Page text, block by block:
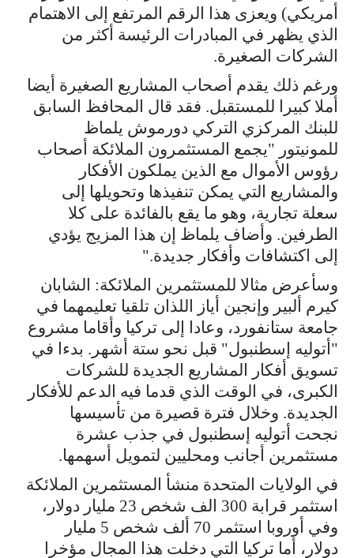
أمريكي) ويعزى هذا الرقم المرتفع إلى الاهتمام
الذي يظهر في المبادرات الرئيسة أكثر من
الشركات الصغيرة.
ورغم ذلك يقدم أصحاب المشاريع الصغيرة أيضا
أملا كبيرا للمستقبل. فقد قال المحافظ السابق
للبنك المركزي التركي دورموش يلماظ
للمونيتور "يجمع المستثمرون الملائكة أصحاب
رؤوس الأموال مع الذين يملكون الأفكار
والمشاريع التي يمكن تنفيذها وتحويلها إلى
سعلة تجارية، وهو ما يقع بالفائدة على كلا
الطرفين. وأضاف يلماظ إن هذا المزيج يؤدي
إلى اكتشافات وأفكار جديدة."
وسأعرض مثالا للمستثمرين الملائكة: الشابان
كيرم ألبير وإنجين أياز اللذان تلقيا تعليمهما في
جامعة ستانفورد، وعادا إلى تركيا وأقاما مشروع
"أتوليه إسطنبول" قبل نحو ستة أشهر. بدءا في
تسويق أفكار المشاريع الجديدة للشركات
الكبرى، في الوقت الذي قدما فيه الدعم للأفكار
الجديدة. وخلال فترة قصيرة من تأسيسها
نجحت أتوليه إسطنبول في جذب عشرة
مستثمرين أجانب ومحليين لتمويل أسهمها.
في الولايات المتحدة منشأ المستثمرين الملائكة
استثمر قرابة 300 الف شخص 23 مليار دولار،
وفي أوروبا استثمر 70 ألف شخص 5 مليار
دولار، أما تركيا التي دخلت هذا المجال مؤخرا